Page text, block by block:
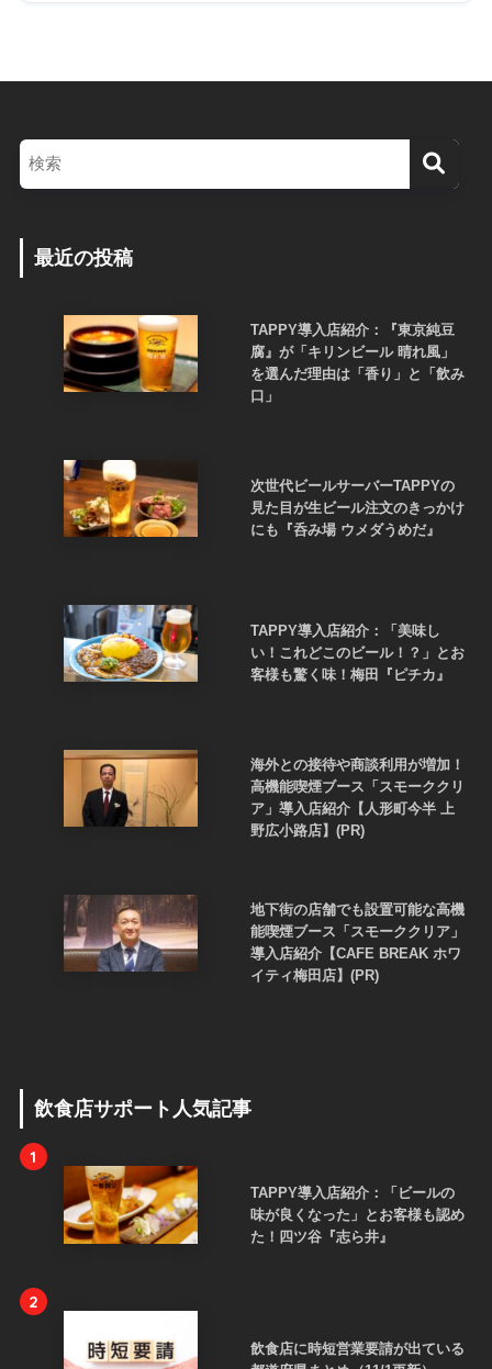
最近の投稿
TAPPY導入店紹介：『東京純豆
腐』が「キリンビール 晴れ風」
を選んだ理由は「香り」と「飲み
口」
次世代ビールサーバーTAPPYの
見た目が生ビール注文のきっかけ
にも『呑み場 ウメダうめだ』
TAPPY導入店紹介：「美味し
い！これどこのビール！？」とお
客様も驚く味！梅田『ピチカ』
海外との接待や商談利用が増加！
高機能喫煙ブース「スモーククリ
ア」導入店紹介【人形町今半 上
野広小路店】(PR)
地下街の店舗でも設置可能な高機
能喫煙ブース「スモーククリア」
導入店紹介【CAFE BREAK ホワ
イティ梅田店】(PR)
飲食店サポート人気記事
1
TAPPY導入店紹介：「ビールの
味が良くなった」とお客様も認め
た！四ツ谷『志ら井』
2
飲食店に時短営業要請が出ている